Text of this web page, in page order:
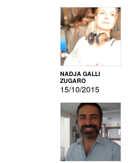
NADJA GALLI
ZUGARO
15/10/2015